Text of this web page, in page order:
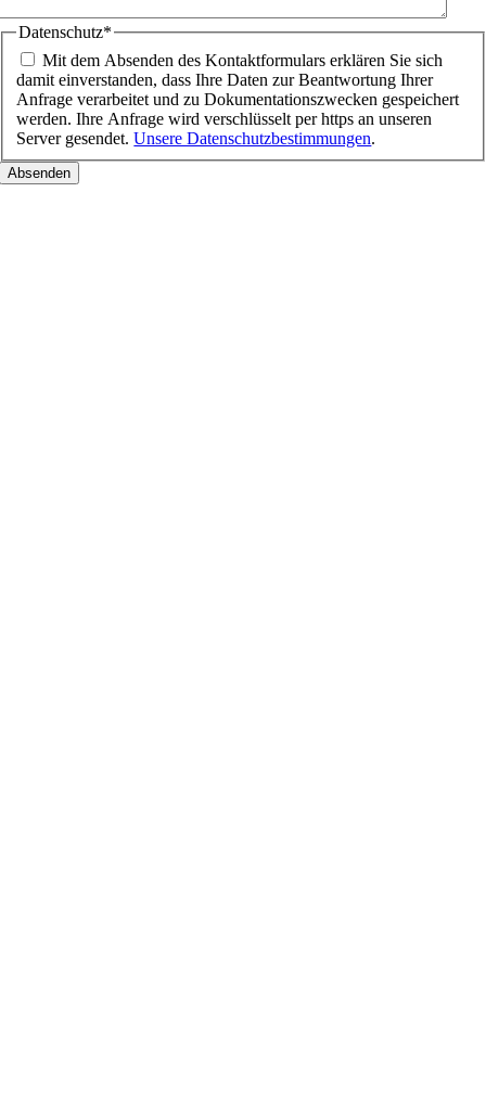
Datenschutz*
Mit dem Absenden des Kontaktformulars erklären Sie sich
damit einverstanden, dass Ihre Daten zur Beantwortung Ihrer
Anfrage verarbeitet und zu Dokumentationszwecken gespeichert
werden. Ihre Anfrage wird verschlüsselt per https an unseren
Server gesendet.Unsere Datenschutzbestimmungen.